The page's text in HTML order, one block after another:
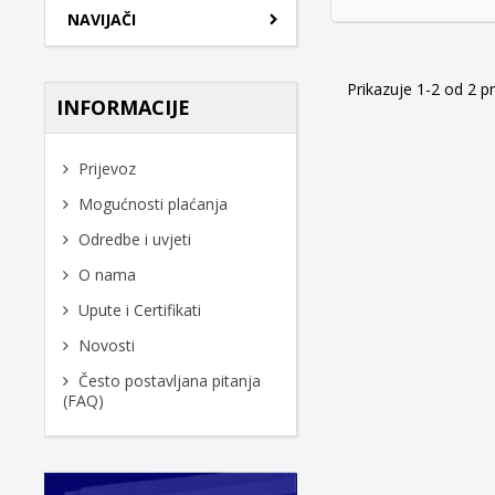
NAVIJAČI
INFORMACIJE
Prijevoz
Mogućnosti plaćanja
Odredbe i uvjeti
O nama
Upute i Certifikati
Novosti
Često postavljana pitanja
(FAQ)
Prikazuje 1-2 od 2